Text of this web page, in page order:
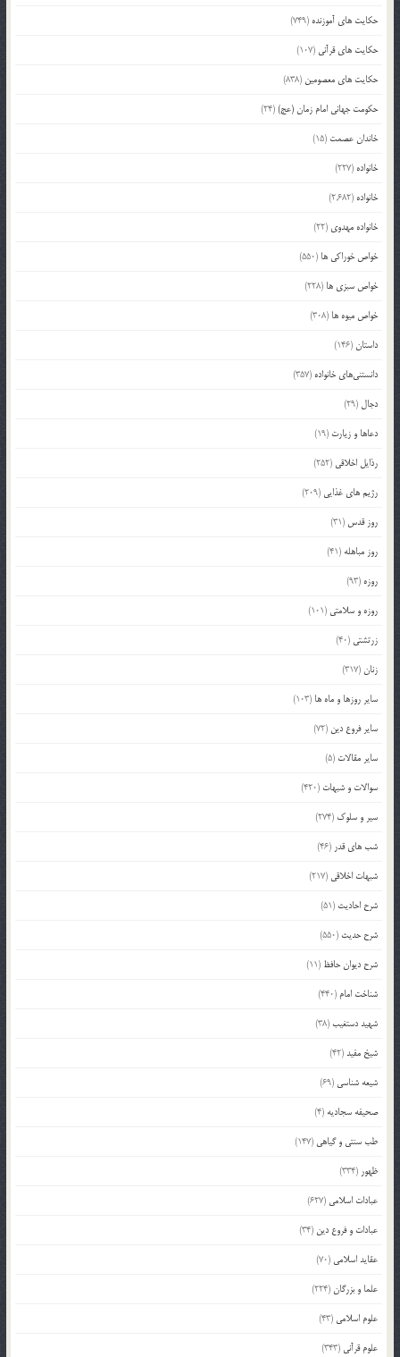
حکایت های آموزنده (749)
حکایت های قرآنی (107)
حکایت های معصومین (838)
حکومت جهانی امام زمان (عج)(24)
خاندان عصمت (15)
خانواده (227)
خانواده (2,682)
خانواده مهدوی (22)
خواص خوراکی ها (550)
خواص سبزی ها (228)
خواص میوه ها (308)
داستان(146)
دانستنی‌های خانواده (357)
دجال (29)
دعاها و زیارت (19)
رذایل اخلاقی (252)
رژیم های غذایی (209)
روز قدس (31)
روز مباهله (41)
روزه (93)
روزه و سلامتی (101)
زرتشتی (40)
زنان(317)
سایر روزها و ماه ها (103)
سایر فروع دین (72)
سایر مقالات (5)
سوالات و شبهات (420)
سیر و سلوک (274)
شب های قدر (46)
شبهات اخلاقی (217)
شرح احادیث (51)
شرح حدیث (550)
شرح دیوان حافظ (11)
شناخت امام (440)
شهید دستغیب(38)
شیخ مفید(42)
شیعه شناسی (69)
صحیفه سجادیه (4)
طب سنتی و گیاهی (147)
ظهور (334)
عبادات اسلامی (627)
عبادات و فروع دین (34)
عقاید اسلامی (70)
علما و بزرگان(224)
علوم اسلامی (43)
علوم قرآنی (343)